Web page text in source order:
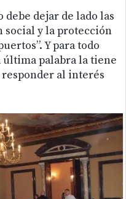
debe dejar de lado las
social y la protección
Y para todo
palabra la tiene
al interés